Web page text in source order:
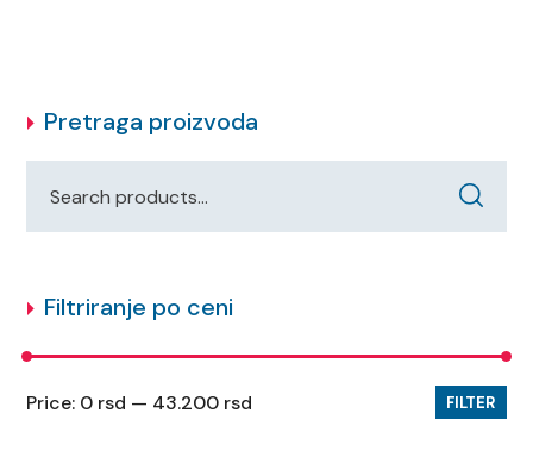
Pretraga proizvoda
Filtriranje po ceni
FILTER
Price: 0 rsd — 43.200 rsd